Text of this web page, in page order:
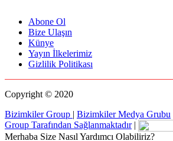
Abone Ol
Bize Ulaşın
Künye
Yayın İlkelerimiz
Gizlilik Politikası
Copyright © 2020
Bizimkiler Group | Bizimkiler Medya Grubu
Group Tarafından Sağlanmaktadır |
Merhaba Size Nasıl Yardımcı Olabiliriz?